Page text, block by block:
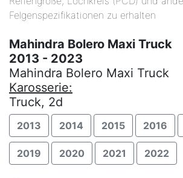
Felgenspezifikationen zu erhalten
Mahindra Bolero Maxi Truck
2013 - 2023
Mahindra Bolero Maxi Truck
Karosserie:
Truck, 2d
2013 2014 2015 2016
2019 2020 2021 2022